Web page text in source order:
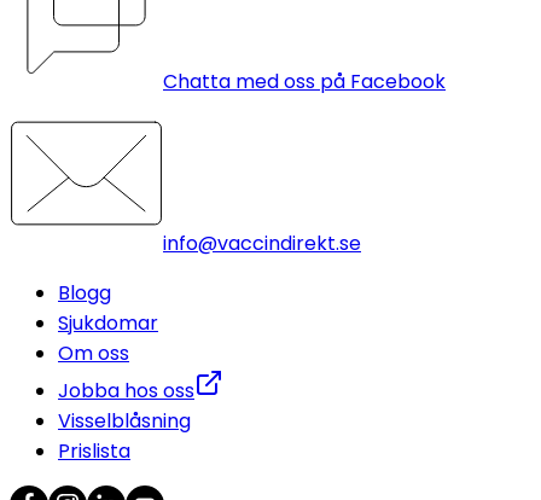
Chatta med oss på Facebook
info@vaccindirekt.se
Blogg
Sjukdomar
Om oss
Jobba hos oss
Visselblåsning
Prislista